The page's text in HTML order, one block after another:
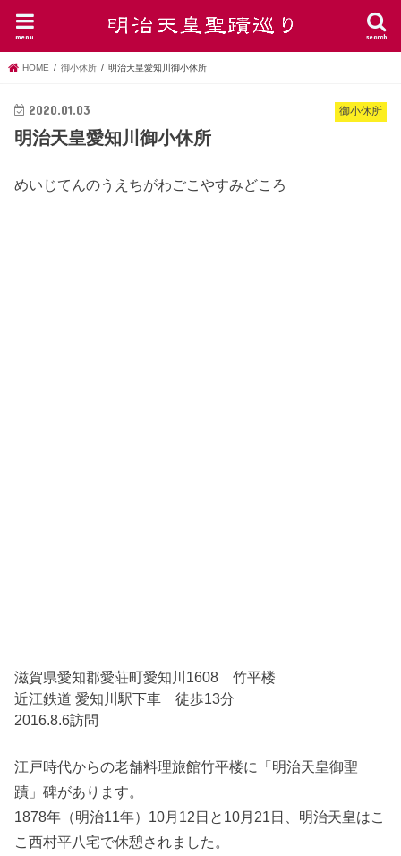
search
menu
HOME 御小休所 明治天皇愛知川御小休所
御小休所
2020.01.03
明治天皇愛知川御小休所
めいじてんのうえちがわごこやすみどころ
滋賀県愛知郡愛荘町愛知川1608 竹平楼
近江鉄道 愛知川駅下車 徒歩13分
2016.8.6訪問
江戸時代からの老舗料理旅館竹平楼に「明治天皇御聖
蹟」碑があります。
1878年（明治11年）10月12日と10月21日、明治天皇はこ
こ西村平八宅で休憩されました。